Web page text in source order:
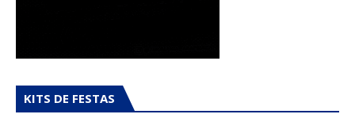
KITS DE FESTAS